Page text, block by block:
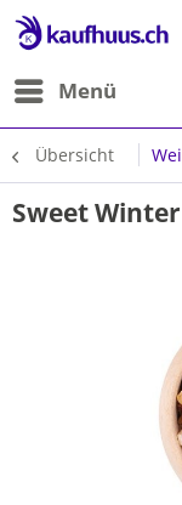
Menü
Übersicht
Sweet Winter